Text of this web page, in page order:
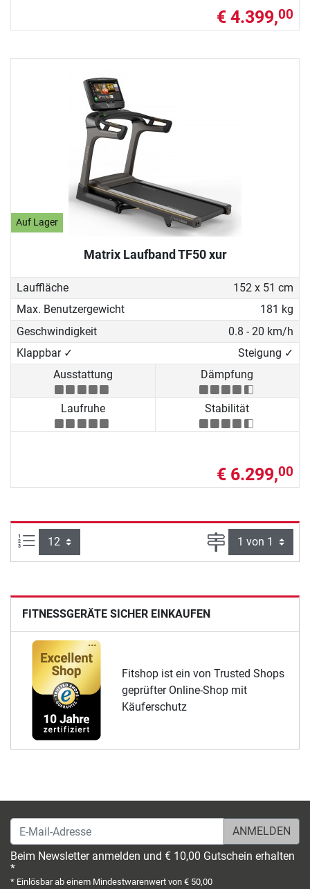
€ 4.399,00
Auf Lager
Matrix Laufband TF50 xur
Lauffläche
152 x 51 cm
Max. Benutzergewicht
181 kg
Geschwindigkeit
0.8 - 20 km/h
Klappbar ✓
Steigung ✓
Ausstattung
Dämpfung
Laufruhe Stabilität
€ 6.299,00
Artikel pro Seite: Seite
FITNESSGERÄTE SICHER EINKAUFEN
Fitshop ist ein von Trusted Shops
geprüfter Online-Shop mit
Käuferschutz
E-Mail-Adresse
Beim Newsletter anmelden und € 10,00 Gutschein erhalten
*
* Einlösbar ab einem Mindestwarenwert von € 50,00